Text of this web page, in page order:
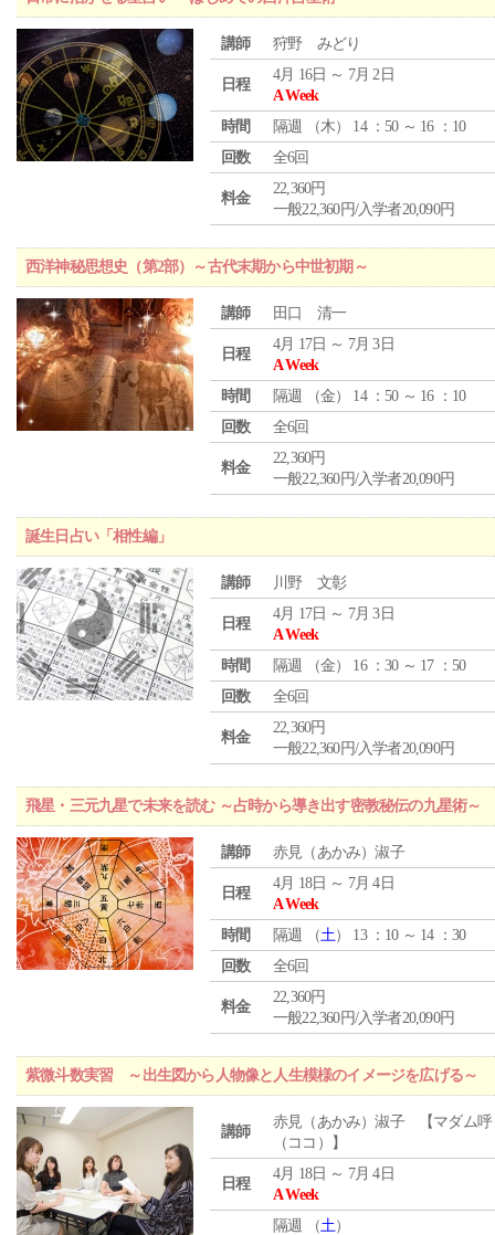
講師 狩野 みどり
日程
4月 16日 ～ 7月 2日
A Week
時間
隔週 （木） 14 ：50 ～ 16 ：10
回数
全6回
料金
22,360円
一般22,360円/入学者20,090円
西洋神秘思想史（第2部）～古代末期から中世初期～
講師 田口 清一
日程
4月 17日 ～ 7月 3日
A Week
時間
隔週 （金） 14 ：50 ～ 16 ：10
回数
全6回
料金
22,360円
一般22,360円/入学者20,090円
誕生日占い「相性編」
講師 川野 文彰
日程
4月 17日 ～ 7月 3日
A Week
時間
隔週 （金） 16 ：30 ～ 17 ：50
回数
全6回
料金
22,360円
一般22,360円/入学者20,090円
飛星・三元九星で未来を読む ～占時から導き出す密教秘伝の九星術～
講師 赤見（あかみ）淑子
日程
4月 18日 ～ 7月 4日
A Week
時間
隔週 （土） 13 ：10 ～ 14 ：30
回数
全6回
料金
22,360円
一般22,360円/入学者20,090円
紫微斗数実習 ～出生図から人物像と人生模様のイメージを広げる～
講師
赤見（あかみ）淑子 【マダム呼
（ココ）】
日程
4月 18日 ～ 7月 4日
A Week
隔週 （土）